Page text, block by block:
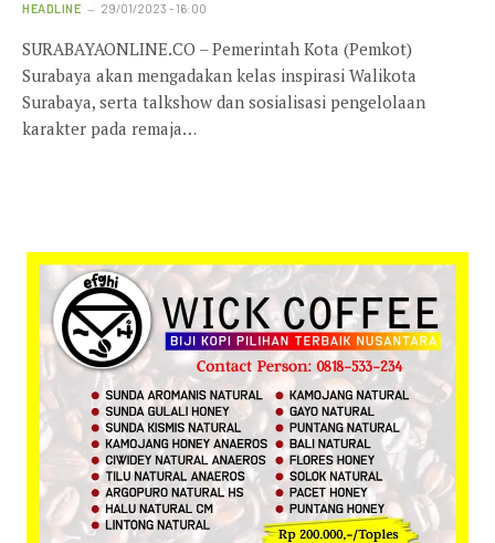
HEADLINE 29/01/2023 - 16:00
SURABAYAONLINE.CO – Pemerintah Kota (Pemkot)
Surabaya akan mengadakan kelas inspirasi Walikota
Surabaya, serta talkshow dan sosialisasi pengelolaan
karakter pada remaja…